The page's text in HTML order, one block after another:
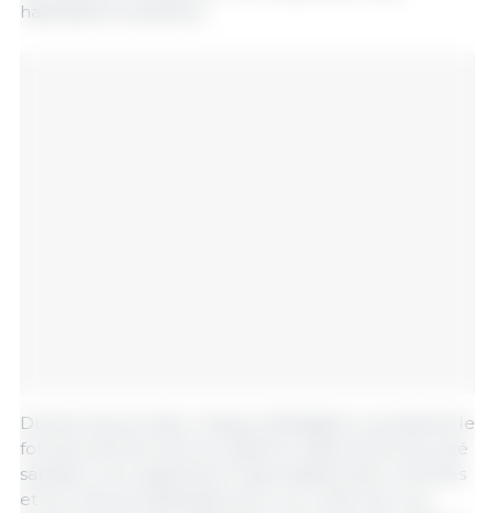
habilitations sanitaires.
Durant les journées, chaque délégation a présenté le
fonctionnement de son système national de sécurité
sanitaire, les organismes responsables des contrôles
et les mesures adoptées pour se conformer aux